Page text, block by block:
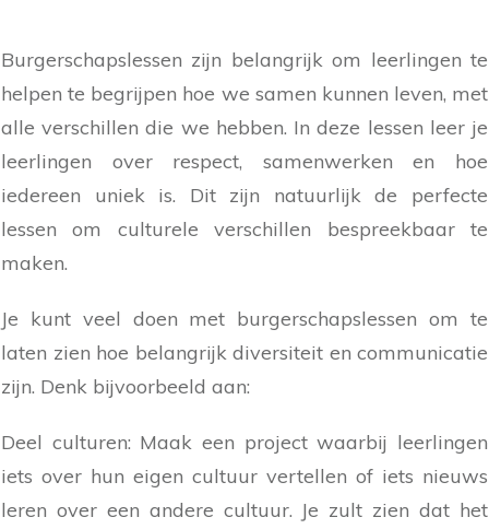
Burgerschapslessen zijn belangrijk om leerlingen te
helpen te begrijpen hoe we samen kunnen leven, met
alle verschillen die we hebben. In deze lessen leer je
leerlingen over respect, samenwerken en hoe
iedereen uniek is. Dit zijn natuurlijk de perfecte
lessen om culturele verschillen bespreekbaar te
maken.
Je kunt veel doen met burgerschapslessen om te
laten zien hoe belangrijk diversiteit en communicatie
zijn. Denk bijvoorbeeld aan:
Deel culturen: Maak een project waarbij leerlingen
iets over hun eigen cultuur vertellen of iets nieuws
leren over een andere cultuur. Je zult zien dat het